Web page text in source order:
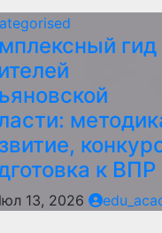
гид
к ВПР
13, 2026